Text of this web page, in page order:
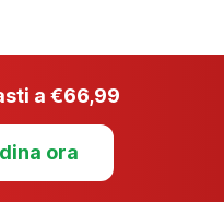
a €66,99
ora